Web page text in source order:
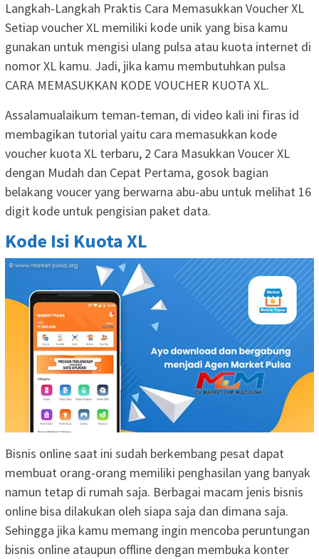
Langkah-Langkah Praktis Cara Memasukkan Voucher XL
Setiap voucher XL memiliki kode unik yang bisa kamu
gunakan untuk mengisi ulang pulsa atau kuota internet di
nomor XL kamu. Jadi, jika kamu membutuhkan pulsa
CARA MEMASUKKAN KODE VOUCHER KUOTA XL.
Assalamualaikum teman-teman, di video kali ini firas id
membagikan tutorial yaitu cara memasukkan kode
voucher kuota XL terbaru, 2 Cara Masukkan Voucer XL
dengan Mudah dan Cepat Pertama, gosok bagian
belakang voucer yang berwarna abu-abu untuk melihat 16
digit kode untuk pengisian paket data.
Kode Isi Kuota XL
Bisnis online saat ini sudah berkembang pesat dapat
membuat orang-orang memiliki penghasilan yang banyak
namun tetap di rumah saja. Berbagai macam jenis bisnis
online bisa dilakukan oleh siapa saja dan dimana saja.
Sehingga jika kamu memang ingin mencoba peruntungan
bisnis online ataupun offline dengan membuka konter